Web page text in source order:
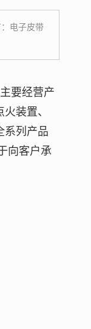
电子皮带
要经营产
装置、
系列产品
向客户承